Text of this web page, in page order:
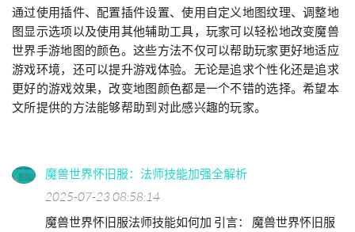
通过使用插件、配置插件设置、使用自定义地图纹理、调整地
图显示选项以及使用其他辅助工具，玩家可以轻松地改变魔兽
世界手游地图的颜色。这些方法不仅可以帮助玩家更好地适应
游戏环境，还可以提升游戏体验。无论是追求个性化还是追求
更好的游戏效果，改变地图颜色都是一个不错的选择。希望本
文所提供的方法能够帮助到对此感兴趣的玩家。
魔兽世界怀旧服：法师技能加强全解析
2025-07-23 08:58:14
魔兽世界怀旧服法师技能如何加 引言： 魔兽世界怀旧服